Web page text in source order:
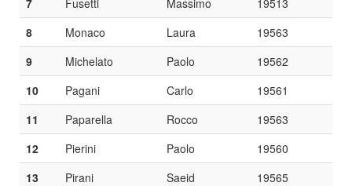
7
Fusetti Massimo
19513
8
Monaco Laura
19563
9
Michelato Paolo
19562
10
Pagani Carlo
19561
11
Paparella Rocco
19563
12
Pierini Paolo
19560
13
Pirani Saeid
19565